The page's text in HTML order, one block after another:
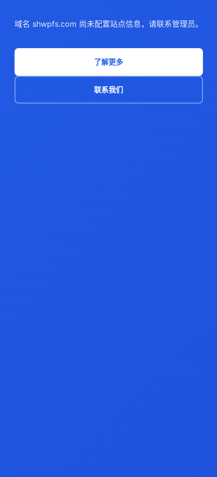
域名 shwpfs.com 尚未配置站点信息，请联系管理员。
了解更多
联系我们